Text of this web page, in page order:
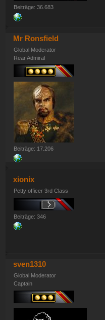
Beiträge: 36.683
Mr Ronsfield
Global Moderator
Rear Admiral
Beiträge: 17.206
xionix
Petty officer 3rd Class
Beiträge: 346
sven1310
Global Moderator
Captain